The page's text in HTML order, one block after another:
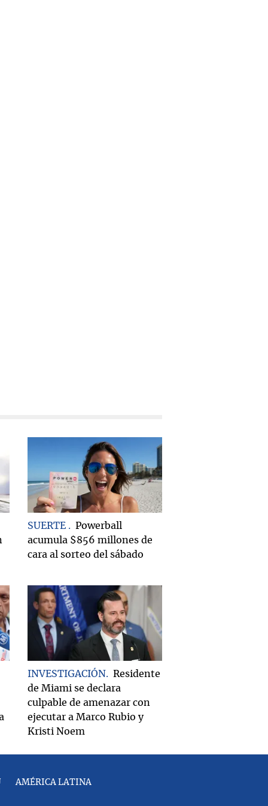
SUERTE
Powerball
acumula $856 millones de
cara al sorteo del sábado
INVESTIGACIÓN
Residente
de Miami se declara
culpable de amenazar con
ejecutar a Marco Rubio y
Kristi Noem
AMÉRICA LATINA